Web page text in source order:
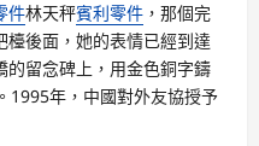
件林天秤賓利零件 ，那個完
後面，她的表情已經到達
的留念碑上，用金色銅字鑄
1995年，中國對外友協授予